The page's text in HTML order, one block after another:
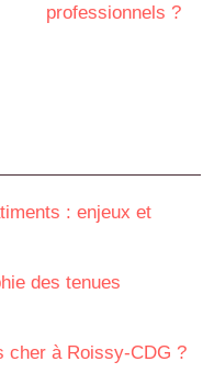
professionnels ?
: enjeux et
des tenues
cher à Roissy-CDG ?